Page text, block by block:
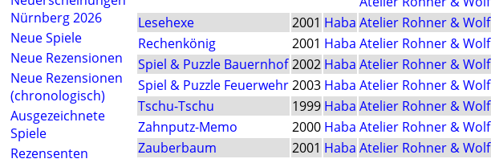
Nürnberg 2026
Neue Spiele
Neue Rezensionen
Neue Rezensionen
(chronologisch)
Ausgezeichnete
Spiele
Rezensenten
Lesehexe 2001 Haba Atelier Rohner & Wolf
Rechenkönig
2001 Haba Atelier Rohner & Wolf
Spiel & Puzzle Bauernhof 2002 Haba Atelier Rohner & Wolf
Spiel & Puzzle Feuerwehr2003 Haba Atelier Rohner & Wolf
Tschu-Tschu
1999 Haba Atelier Rohner & Wolf
Zahnputz-Memo
2000 Haba Atelier Rohner & Wolf
Zauberbaum
2001 Haba Atelier Rohner & Wolf